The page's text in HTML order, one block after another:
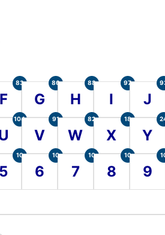
F
83
G
86
H
88
I
97
J
104
V
91
W
82
X
18
Y
5
10
6
10
7
10
8
10
9